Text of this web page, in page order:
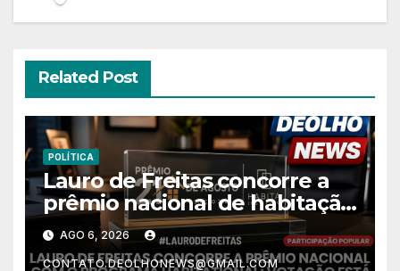
Related Post
POLÍTICA
Lauro de Freitas concorre a
prêmio nacional de habitação
com o projeto “Tá Rebocado”;
votação está aberta
AGO 6, 2026
CONTATO.DEOLHONEWS@GMAIL.COM